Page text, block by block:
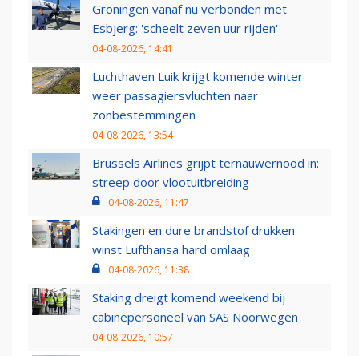
Groningen vanaf nu verbonden met
Esbjerg: 'scheelt zeven uur rijden'
04-08-2026, 14:41
Luchthaven Luik krijgt komende winter
weer passagiersvluchten naar
zonbestemmingen
04-08-2026, 13:54
Brussels Airlines grijpt ternauwernood in:
streep door vlootuitbreiding
04-08-2026, 11:47
Stakingen en dure brandstof drukken
winst Lufthansa hard omlaag
04-08-2026, 11:38
Staking dreigt komend weekend bij
cabinepersoneel van SAS Noorwegen
04-08-2026, 10:57